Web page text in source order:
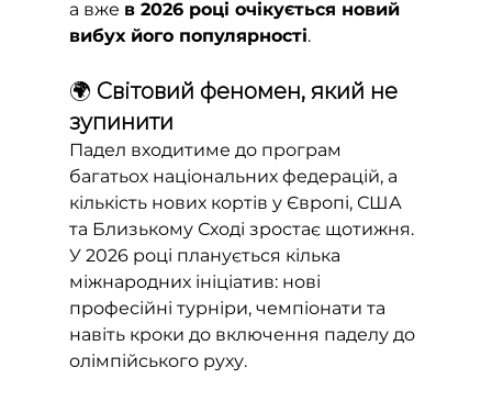
а вже в 2026 році очікується новий
вибух його популярності.
🌍 Світовий феномен, який не
зупинити
Падел входитиме до програм
багатьох національних федерацій, а
кількість нових кортів у Європі, США
та Близькому Сході зростає щотижня.
У 2026 році планується кілька
міжнародних ініціатив: нові
професійні турніри, чемпіонати та
навіть кроки до включення паделу до
олімпійського руху.